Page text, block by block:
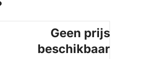
Geen prijs
beschikbaar